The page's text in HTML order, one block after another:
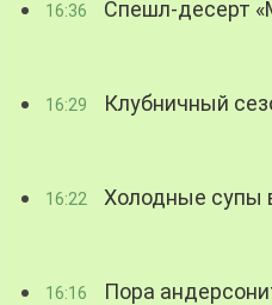
16:36 Спешл-десерт
16:29 Клубничный
16:22 Холодные супы
16:16
Пора